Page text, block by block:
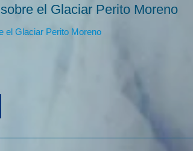
el Glaciar Perito Moreno
el Glaciar Perito Moreno